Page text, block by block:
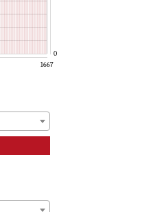
1667
0